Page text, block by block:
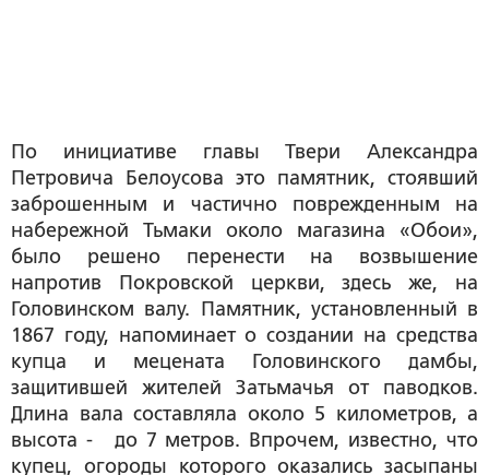
По инициативе главы Твери Александра
Петровича Белоусова это памятник, стоявший
заброшенным и частично поврежденным на
набережной Тьмаки около магазина «Обои»,
было решено перенести на возвышение
напротив Покровской церкви, здесь же, на
Головинском валу. Памятник, установленный в
1867 году, напоминает о создании на средства
купца и мецената Головинского дамбы,
защитившей жителей Затьмачья от паводков.
Длина вала составляла около 5 километров, а
высота - до 7 метров. Впрочем, известно, что
купец, огороды которого оказались засыпаны